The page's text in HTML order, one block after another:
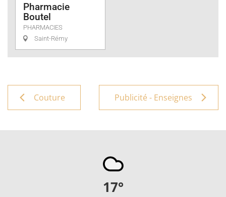
Pharmacie
Boutel
PHARMACIES
Saint-Rémy
Couture Publicité - Enseignes
17°